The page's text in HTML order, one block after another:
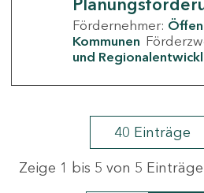
Fördernehmer:
Kommunen
und
40 Einträge
Zeige 1 bis 5 von 5